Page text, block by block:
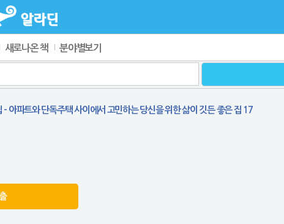
새로나온 책 분야별보기
- 아파트와 단독주택 사이에서 고민하는 당신을 위한 삶이 깃든 좋은 집 17